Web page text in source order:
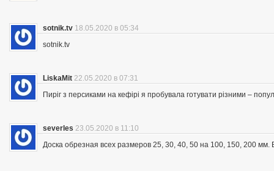
sotnik.tv 18.05.2020 в 05:34
sotnik.tv
LiskaMit 22.05.2020 в 07:31
Пиріг з персиками на кефірі я пробувала готувати різними –
severles 23.05.2020 в 11:10
Доска обрезная всех размеров 25, 30, 40, 50 на 100, 150, 200